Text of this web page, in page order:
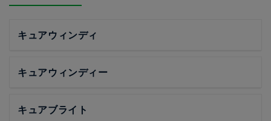
キュアウィンディ
キュアウィンディー
キュアブライト